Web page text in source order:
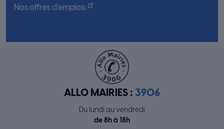
Nos offres d’emplois
ALLO MAIRIES : 3906
Du lundi au vendredi
de 8h à 18h